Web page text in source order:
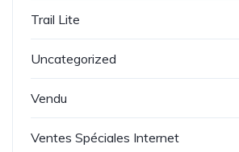
Trail Lite
Uncategorized
Vendu
Ventes Spéciales Internet